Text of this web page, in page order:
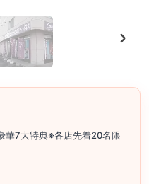
華7大特典※各店先着20名限